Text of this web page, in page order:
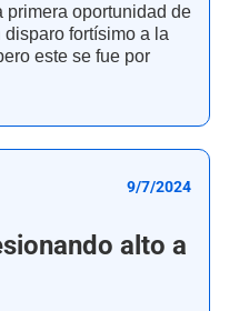
primera oportunidad de
fortísimo a la
este se fue por
9/7/2024
alto a